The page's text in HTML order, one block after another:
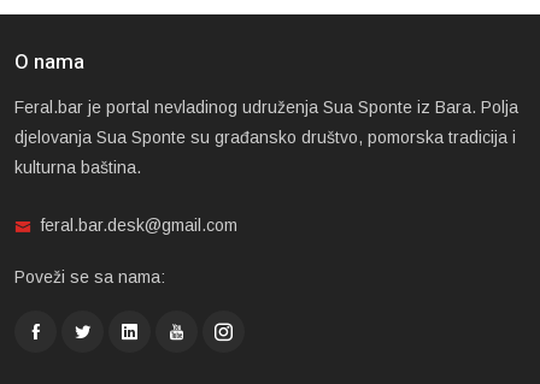
O nama
Feral.bar je portal nevladinog udruženja Sua Sponte iz Bara. Polja
djelovanja Sua Sponte su građansko društvo, pomorska tradicija i
kulturna baština.
feral.bar.desk@gmail.com
Poveži se sa nama: